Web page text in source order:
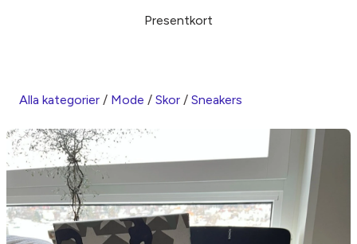
Presentkort
Alla kategorier / Mode / Skor / Sneakers